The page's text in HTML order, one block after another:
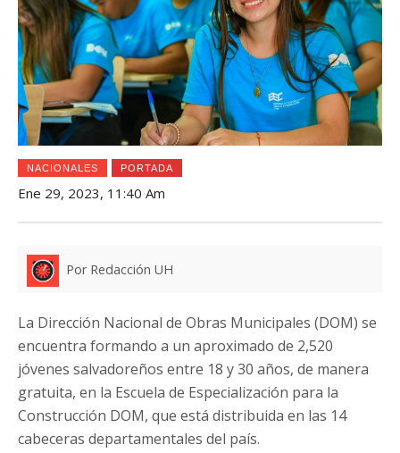
NACIONALES PORTADA
Ene 29, 2023, 11:40 Am
Por Redacción UH
La Dirección Nacional de Obras Municipales (DOM) se
encuentra formando a un aproximado de 2,520
jóvenes salvadoreños entre 18 y 30 años, de manera
gratuita, en la Escuela de Especialización para la
Construcción DOM, que está distribuida en las 14
cabeceras departamentales del país.